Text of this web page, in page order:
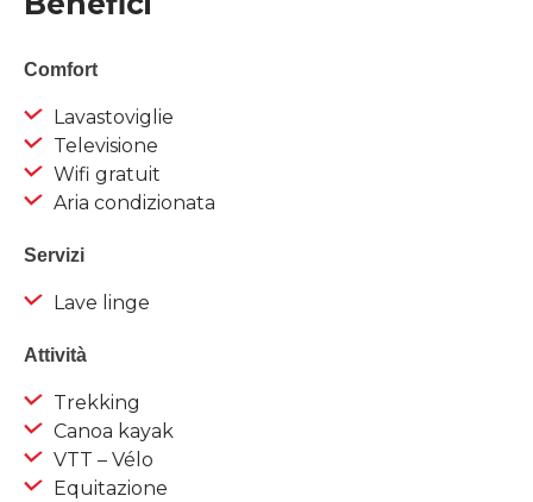
Comfort
Lavastoviglie
Televisione
Wifi gratuit
Aria condizionata
Servizi
Lave linge
Attività
Trekking
Canoa kayak
VTT – Vélo
Equitazione